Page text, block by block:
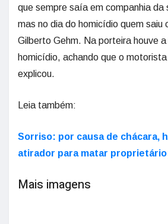
que sempre saía em companhia da
mas no dia do homicídio quem saiu
Gilberto Gehm. Na porteira houve
homicídio, achando que o
explicou.
Leia também:
Sorriso: por causa de chácara,
atirador para matar
Mais imagens